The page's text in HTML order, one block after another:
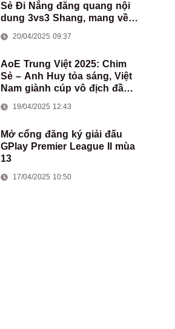
Sẻ Đi Nắng đăng quang nội
dung 3vs3 Shang, mang về
đoàn AoE Việt Nam
20/04/2025 09:37
AoE Trung Việt 2025: Chim
Sẻ – Anh Huy tỏa sáng, Việt
Nam giành cúp vô địch đầu
19/04/2025 12:43
Mở cổng đăng ký giải đấu
GPlay Premier League II mùa
13
17/04/2025 10:50